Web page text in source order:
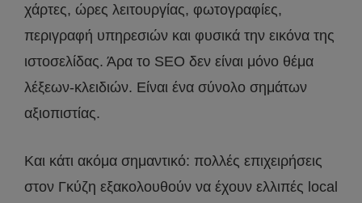
χάρτες, ώρες λειτουργίας, φωτογραφίες,
περιγραφή υπηρεσιών και φυσικά την εικόνα της
ιστοσελίδας. Άρα το SEO δεν είναι μόνο θέμα
λέξεων-κλειδιών. Είναι ένα σύνολο σημάτων
αξιοπιστίας.
Και κάτι ακόμα σημαντικό: πολλές επιχειρήσεις
στον Γκύζη εξακολουθούν να έχουν ελλιπές local